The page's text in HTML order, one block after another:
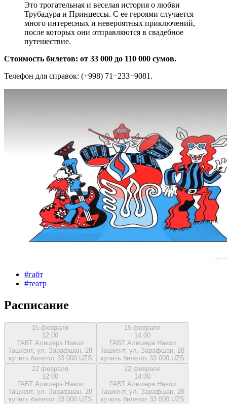
Это трогательная и веселая история о любви
Трубадура и Принцессы. С ее героями случается
много интересных и невероятных приключений,
после которых они отправляются в свадебное
путешествие.
Стоимость билетов: от 33 000 до 110 000 сумов.
Телефон для справок: (+998) 71−233−9081.
#габт
#театр
Расписание
15 февраля
12:00
ГАБТ Алишера Навои
Ташкент, ул. Зарафшан, 28
купить билетот 33 000 UZS
15 февраля
14:00
ГАБТ Алишера Навои
Ташкент, ул. Зарафшан, 28
купить билетот 33 000 UZS
22 февраля
12:00
ГАБТ Алишера Навои
Ташкент, ул. Зарафшан, 28
купить билетот 33 000 UZS
22 февраля
14:00
ГАБТ Алишера Навои
Ташкент, ул. Зарафшан, 28
купить билетот 33 000 UZS